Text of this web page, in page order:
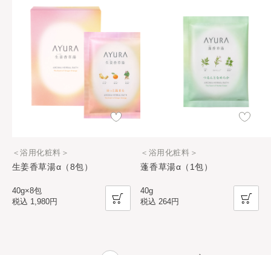
生姜香草湯α（8包）
＜浴用化粧料＞
40g×8包
税込 1,980円
蓬香草湯α（1包）
＜浴用化粧料＞
40g
税込264円